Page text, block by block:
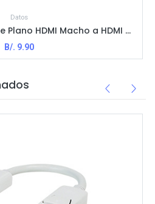
Datos
XTech XTC-620 - Cable Plano HDMI Macho a HDMI Macho / M-M / 3m / Negro
B/. 9.90